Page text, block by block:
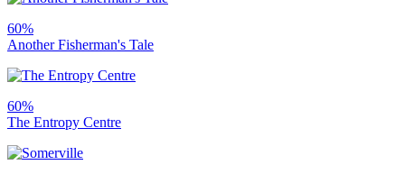
60%
Another Fisherman's Tale
60%
The Entropy Centre